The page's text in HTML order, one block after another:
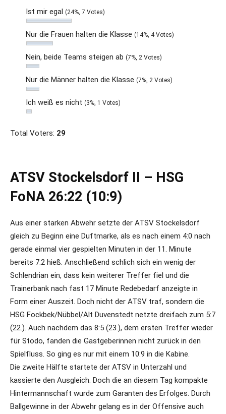
Ist mir egal (24%, 7 Votes)
Nur die Frauen halten die Klasse (14%, 4 Votes)
Nein, beide Teams steigen ab (7%, 2 Votes)
Nur die Männer halten die Klasse (7%, 2 Votes)
Ich weiß es nicht (3%, 1 Votes)
Total Voters: 29
ATSV Stockelsdorf II – HSG
FoNA 26:22 (10:9)
Aus einer starken Abwehr setzte der ATSV Stockelsdorf
gleich zu Beginn eine Duftmarke, als es nach einem 4:0 nach
gerade einmal vier gespielten Minuten in der 11. Minute
bereits 7:2 hieß. Anschließend schlich sich ein wenig der
Schlendrian ein, dass kein weiterer Treffer fiel und die
Trainerbank nach fast 17 Minute Redebedarf anzeigte in
Form einer Auszeit. Doch nicht der ATSV traf, sondern die
HSG Fockbek/Nübbel/Alt Duvenstedt netzte dreifach zum 5:7
(22.). Auch nachdem das 8:5 (23.), dem ersten Treffer wieder
für Stodo, fanden die Gastgeberinnen nicht zurück in den
Spielfluss. So ging es nur mit einem 10:9 in die Kabine.
Die zweite Hälfte startete der ATSV in Unterzahl und
kassierte den Ausgleich. Doch die an diesem Tag kompakte
Hintermannschaft wurde zum Garanten des Erfolges. Durch
Ballgewinne in der Abwehr gelang es in der Offensive auch